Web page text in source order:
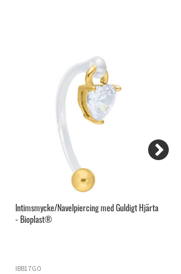
Intimsmycke/Navelpiercing med Guldigt Hjärta
- Bioplast®
IBB17GO